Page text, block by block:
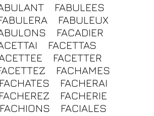
FABULEES
FABULEUX
FACADIER
FACETTAS
FACETTER
FACHAMES
FACHATES
FACHERAI
FACHEREZ
FACHERIE
FACHIONS
FACIALES